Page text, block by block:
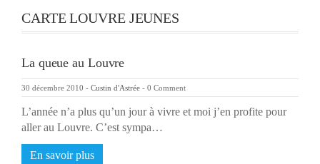
CARTE LOUVRE JEUNES
La queue au Louvre
30 décembre 2010 - Custin d'Astrée - 0 Comment
L’année n’a plus qu’un jour à vivre et moi j’en profite pour
aller au Louvre. C’est sympa…
En savoir plus